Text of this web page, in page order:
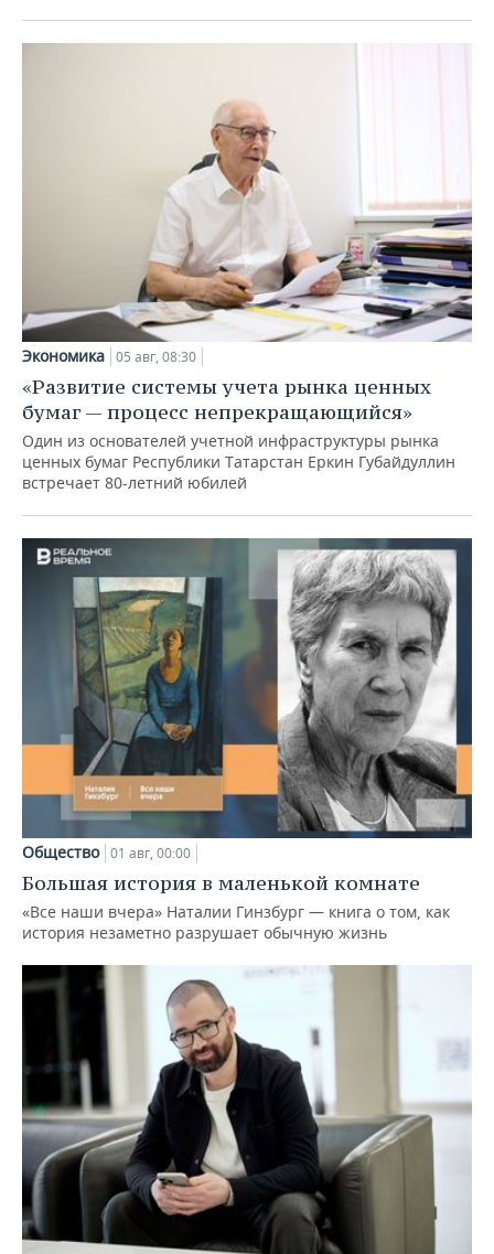
Экономика 05 авг, 08:30
«Развитие системы учета рынка ценных
бумаг — процесс непрекращающийся»
Один из основателей учетной инфраструктуры рынка
ценных бумаг Республики Татарстан Еркин Губайдуллин
встречает 80-летний юбилей
Общество 01 авг, 00:00
Большая история в маленькой комнате
«Все наши вчера» Наталии Гинзбург — книга о том, как
история незаметно разрушает обычную жизнь